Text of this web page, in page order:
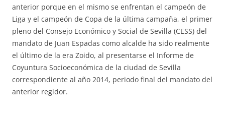
anterior porque en el mismo se enfrentan el campeón de
Liga y el campeón de Copa de la última campaña, el primer
pleno del Consejo Económico y Social de Sevilla (CESS) del
mandato de Juan Espadas como alcalde ha sido realmente
el último de la era Zoido, al presentarse el Informe de
Coyuntura Socioeconómica de la ciudad de Sevilla
correspondiente al año 2014, periodo final del mandato del
anterior regidor.